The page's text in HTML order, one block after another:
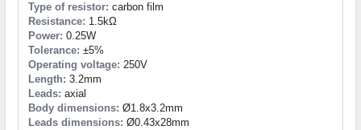
Type of resistor: carbon film
Resistance: 1.5kΩ
Power: 0.25W
Tolerance: ±5%
Operating voltage: 250V
Length: 3.2mm
Leads: axial
Body dimensions: Ø1.8x3.2mm
Leads dimensions: Ø0.43x28mm